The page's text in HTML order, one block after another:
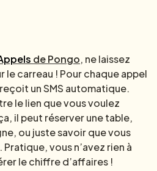
de Pongo, ne laissez
le carreau ! Pour chaque appel
un SMS automatique.
le lien que vous voulez
il peut réserver une table,
ou juste savoir que vous
vous n’avez rien à
le chiffre d’affaires !